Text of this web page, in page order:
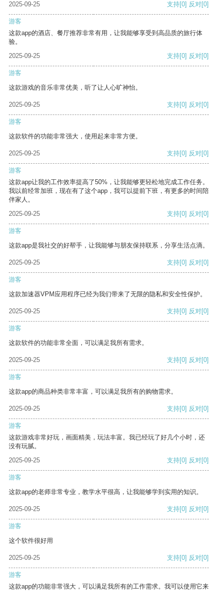
2025-09-25 支持[0] 反对[0]
游客
这款app的酒店、餐厅推荐非常有用，让我能够享受到高品质的旅行体
验。
2025-09-25
支持[0] 反对[0]
游客
这款游戏的音乐非常优美，听了让人心旷神怡。
2025-09-25 支持[0] 反对[0]
游客
这款软件的功能非常强大，使用起来非常方便。
2025-09-25 支持[0] 反对[0]
游客
这款app让我的工作效率提高了50%，让我能够更轻松地完成工作任务。
我以前经常加班，现在有了这个app，我可以提前下班，有更多的时间陪
伴家人。
2025-09-25
支持[0] 反对[0]
游客
这款app是我社交的好帮手，让我能够与朋友保持联系，分享生活点滴。
2025-09-25 支持[0] 反对[0]
游客
这款加速器VPM应用程序已经为我们带来了无限的隐私和安全性保护。
2025-09-25 支持[0] 反对[0]
游客
这款软件的功能非常全面，可以满足我所有需求。
2025-09-25 支持[0] 反对[0]
游客
这款app的商品种类非常丰富，可以满足我所有的购物需求。
2025-09-25 支持[0] 反对[0]
游客
这款游戏非常好玩，画面精美，玩法丰富。我已经玩了好几个小时，还
没有玩腻。
2025-09-25
支持[0] 反对[0]
游客
这款app的老师非常专业，教学水平很高，让我能够学到实用的知识。
2025-09-25 支持[0] 反对[0]
游客
这个软件很好用
2025-09-25 支持[0] 反对[0]
游客
这款app的功能非常强大，可以满足我所有的工作需求。我可以使用它来